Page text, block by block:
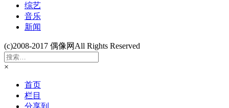
综艺
音乐
新闻
(c)2008-2017 偶像网All Rights Reserved
×
首页
栏目
分享到..